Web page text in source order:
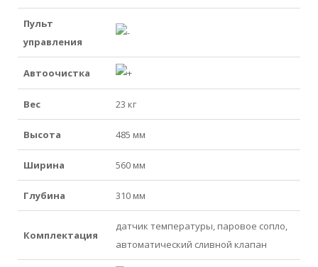
Пульт
управления
Автоочистка
Вес 23 кг
Высота 485 мм
Ширина 560 мм
Глубина 310 мм
Комплектация
датчик температуры, паровое сопло,
автоматический сливной клапан